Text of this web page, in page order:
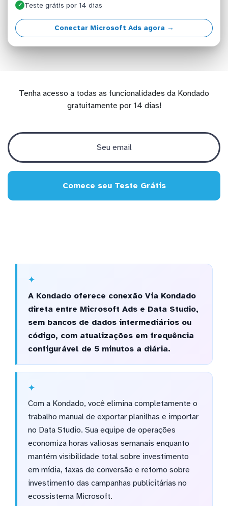
✓ Teste grátis por 14 dias
Conectar Microsoft Ads agora →
Tenha acesso a todas as funcionalidades da Kondado
gratuitamente por 14 dias!
Comece seu Teste Grátis
A Kondado oferece conexão Via Kondado
direta entre Microsoft Ads e Data Studio,
sem bancos de dados intermediários ou
código, com atualizações em frequência
configurável de 5 minutos a diária.
Com a Kondado, você elimina completamente o
trabalho manual de exportar planilhas e importar
no Data Studio. Sua equipe de operações
economiza horas valiosas semanais enquanto
mantém visibilidade total sobre investimento
em mídia, taxas de conversão e retorno sobre
investimento das campanhas publicitárias no
ecossistema Microsoft.